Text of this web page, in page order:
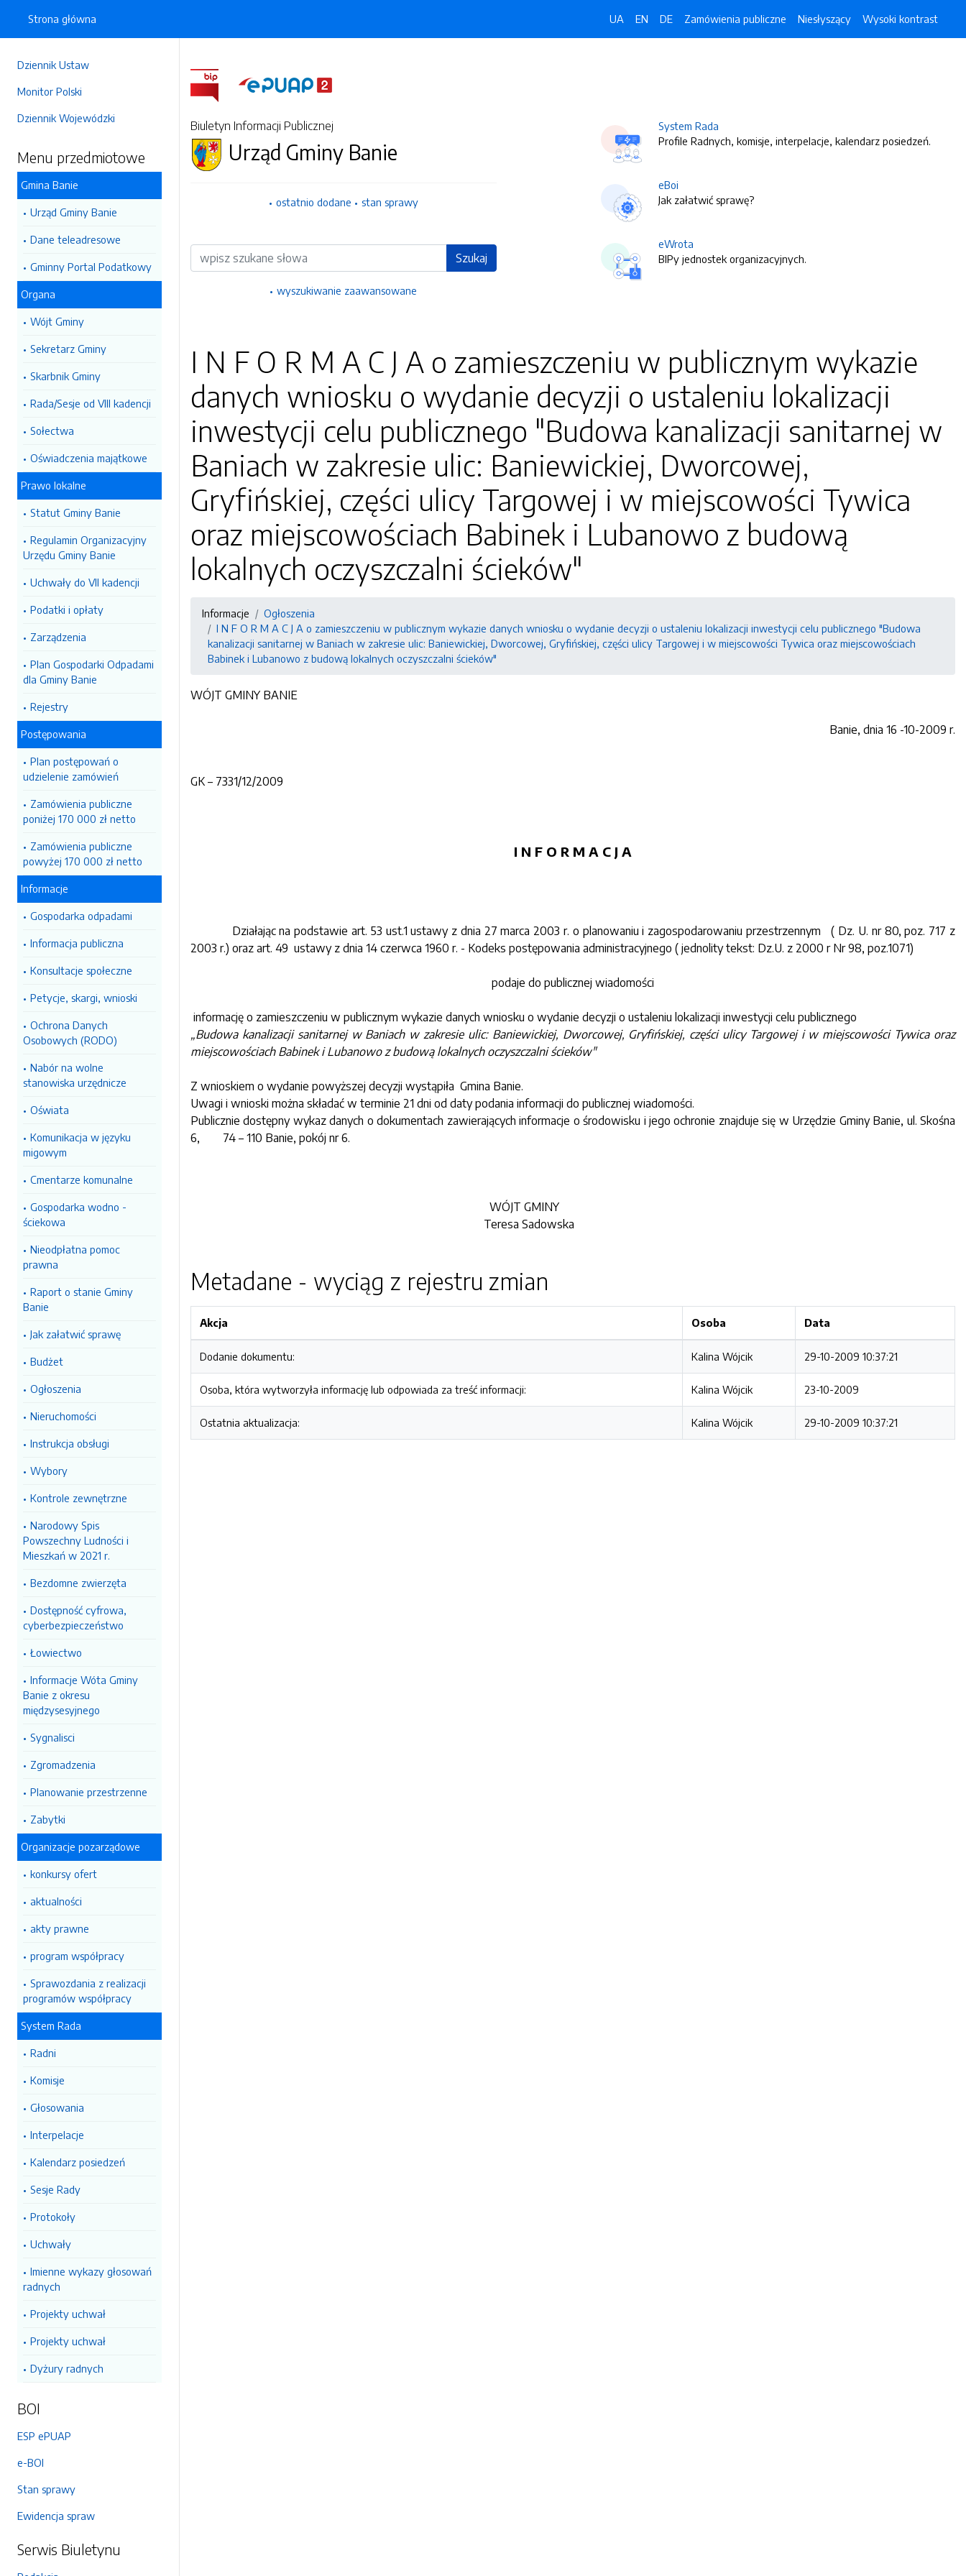
Dziennik Ustaw
Monitor Polski
Dziennik Wojewódzki
Menu przedmiotowe
Gmina Banie
Urząd Gminy Banie
Dane teleadresowe
Gminny Portal Podatkowy
Organa
Wójt Gminy
Sekretarz Gminy
Skarbnik Gminy
Rada/Sesje od VIII kadencji
Sołectwa
Oświadczenia majątkowe
Prawo lokalne
Statut Gminy Banie
Regulamin Organizacyjny
Urzędu Gminy Banie
Uchwały do VII kadencji
Podatki i opłaty
Zarządzenia
Plan Gospodarki Odpadami
dla Gminy Banie
Rejestry
Postępowania
Plan postępowań o
udzielenie zamówień
Zamówienia publiczne
poniżej 170 000 zł netto
Zamówienia publiczne
powyżej 170 000 zł netto
Informacje
Gospodarka odpadami
Informacja publiczna
Konsultacje społeczne
Petycje, skargi, wnioski
Ochrona Danych
Osobowych (RODO)
Nabór na wolne
stanowiska urzędnicze
Oświata
Komunikacja w języku
migowym
Cmentarze komunalne
Gospodarka wodno -
ściekowa
Nieodpłatna pomoc
prawna
Raport o stanie Gminy
Banie
Jak załatwić sprawę
Budżet
Ogłoszenia
Nieruchomości
Instrukcja obsługi
Wybory
Kontrole zewnętrzne
Narodowy Spis
Powszechny Ludności i
Mieszkań w 2021 r.
Bezdomne zwierzęta
Dostępność cyfrowa,
cyberbezpieczeństwo
Łowiectwo
Informacje Wóta Gminy
Banie z okresu
międzysesyjnego
Sygnalisci
Zgromadzenia
Planowanie przestrzenne
Zabytki
Organizacje pozarządowe
konkursy ofert
aktualności
akty prawne
program współpracy
Sprawozdania z realizacji
programów współpracy
System Rada
Radni
Komisje
Głosowania
Interpelacje
Kalendarz posiedzeń
Sesje Rady
Protokoły
Uchwały
Imienne wykazy głosowań
radnych
Projekty uchwał
Projekty uchwał
Dyżury radnych
BOI
ESP ePUAP
e-BOI
Stan sprawy
Ewidencja spraw
Serwis Biuletynu
Strona główna UA EN DE Zamówienia publiczne Niesłyszący Wysoki kontrast
Biuletyn Informacji Publicznej
Urząd Gminy Banie
ostatnio dodane stan sprawy
Wyszukiwarka Szukaj
wyszukiwanie zaawansowane
System Rada
Profile Radnych, komisje, interpelacje, kalendarz posiedzeń.
eBoi
Jak załatwić sprawę?
eWrota
BIPy jednostek organizacyjnych.
I N F O R M A C J A o zamieszczeniu w publicznym wykazie
danych wniosku o wydanie decyzji o ustaleniu lokalizacji
inwestycji celu publicznego "Budowa kanalizacji sanitarnej w
Baniach w zakresie ulic: Baniewickiej, Dworcowej,
Gryfińskiej, części ulicy Targowej i w miejscowości Tywica
oraz miejscowościach Babinek i Lubanowo z budową
lokalnych oczyszczalni ścieków"
Informacje
Ogłoszenia
I N F O R M A C J A o zamieszczeniu w publicznym wykazie danych wniosku o wydanie decyzji o ustaleniu lokalizacji inwestycji celu publicznego "Budowa
kanalizacji sanitarnej w Baniach w zakresie ulic: Baniewickiej, Dworcowej, Gryfińskiej, części ulicy Targowej i w miejscowości Tywica oraz miejscowościach
Babinek i Lubanowo z budową lokalnych oczyszczalni ścieków"
WÓJT GMINY BANIE
Banie, dnia 16 -10-2009 r.
GK – 7331/12/2009
I N F O R M A C J A
Działając na podstawie art. 53 ust.1 ustawy z dnia 27 marca 2003 r. o planowaniu i zagospodarowaniu przestrzennym
( Dz. U. nr 80, poz. 717 z
2003 r.) oraz art. 49 ustawy z dnia 14 czerwca 1960 r. - Kodeks postępowania administracyjnego ( jednolity tekst: Dz.U. z 2000 r Nr 98, poz.1071)
podaje do publicznej wiadomości
informację o zamieszczeniu w publicznym wykazie danych wniosku o wydanie decyzji o ustaleniu lokalizacji inwestycji celu publicznego
„Budowa kanalizacji sanitarnej w Baniach w zakresie ulic: Baniewickiej, Dworcowej, Gryfińskiej, części ulicy Targowej i w miejscowości Tywica oraz
miejscowościach Babinek i Lubanowo z budową lokalnych oczyszczalni ścieków"
Z wnioskiem o wydanie powyższej decyzji wystąpiła Gmina Banie.
Uwagi i wnioski można składać w terminie 21 dni od daty podania informacji do publicznej wiadomości.
Publicznie dostępny wykaz danych o dokumentach zawierających informacje o środowisku i jego ochronie znajduje się w Urzędzie Gminy Banie, ul. Skośna
6,
74 – 110 Banie, pokój nr 6.
WÓJT GMINY
Teresa Sadowska
Metadane - wyciąg z rejestru zmian
Akcja Osoba Data
Dodanie dokumentu: Kalina Wójcik 29-10-2009 10:37:21
Osoba, która wytworzyła informację lub odpowiada za treść informacji: Kalina Wójcik 23-10-2009
Ostatnia aktualizacja: Kalina Wójcik 29-10-2009 10:37:21